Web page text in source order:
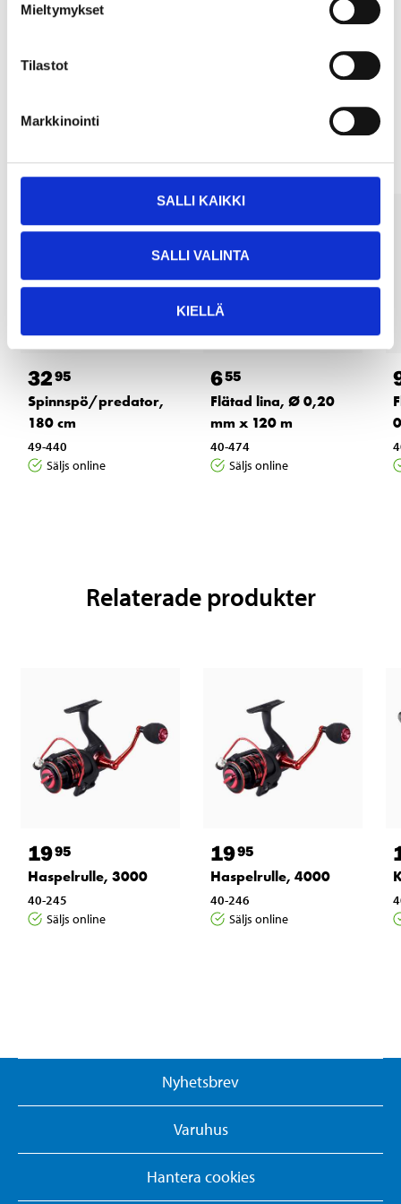
Mieltymykset
Tilastot
Markkinointi
SALLI KAIKKI
SALLI VALINTA
KIELLÄ
Köp & Hämta i ditt varuhus inom 2 timmar!
Andra kunder köpte också
3295
Spinnspö/predator,
180 cm
49-440
Säljs online
655
Flätad lina, Ø 0,20
mm x 120 m
40-474
Säljs online
Relaterade produkter
1995
Haspelrulle, 3000
40-245
Säljs online
1995
Haspelrulle, 4000
40-246
Säljs online
Nyhetsbrev
Varuhus
Hantera cookies